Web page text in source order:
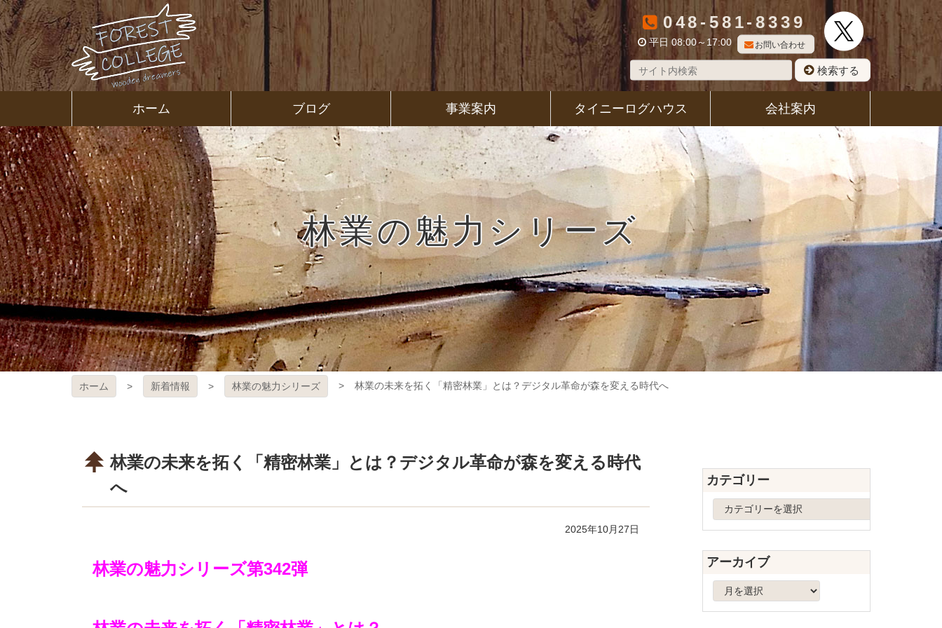
コ
ン
テ
ン
ツ
本
文
ス
キ
ッ
プ
㈱ＦＯＲ
ＥＳＴ Ｃ
ＯＬＬＥ
ＧＥ
048-581-8339
平日 08:00～17:00 お問い合わせ
検索する
ホーム ブログ 事業案内 タイニーログハウス 会社案内
林業の魅力シリーズ
ホーム 新着情報 林業の魅力シリーズ 林業の未来を拓く「精密林業」とは？デジタル革命が森を変える時代へ
カテゴリー
ゴ
リ
ー
アーカイブ
ー
カ
林業の未来を拓く「精密林業」とは？デジタル革命が森を変える時代
へ
2025年10月27日
林業の魅力シリーズ第342弾